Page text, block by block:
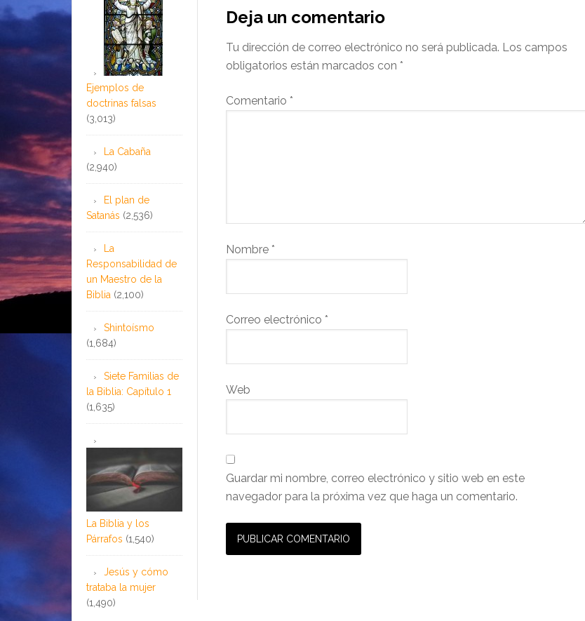
Deja un comentario
Tu dirección de correo electrónico no será publicada. Los campos
obligatorios están marcados con *
Comentario *
Nombre *
Correo electrónico *
Web
Guardar mi nombre, correo electrónico y sitio web en este
navegador para la próxima vez que haga un comentario.
Ejemplos de
doctrinas falsas
(3,013)
La Cabaña
(2,940)
El plan de
Satanás (2,536)
La
Responsabilidad de
un Maestro de la
Biblia (2,100)
Shintoísmo
(1,684)
Siete Familias de
la Biblia: Capítulo 1
(1,635)
La Biblia y los
Párrafos (1,540)
Jesús y cómo
trataba la mujer
(1,490)